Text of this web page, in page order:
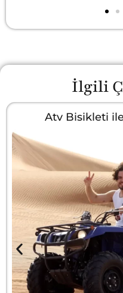
İlgili
Atv Bisikleti